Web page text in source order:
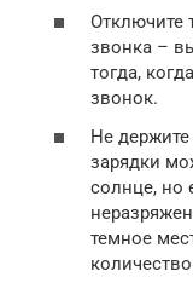
Отключите
звонка –
тогда,
звонок.
Не
зарядки
солнце, но
темное